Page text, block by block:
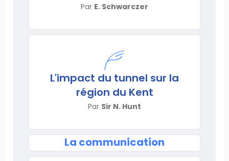
Par E. Schwarczer
L'impact du tunnel sur la
région du Kent
Par Sir N. Hunt
La communication